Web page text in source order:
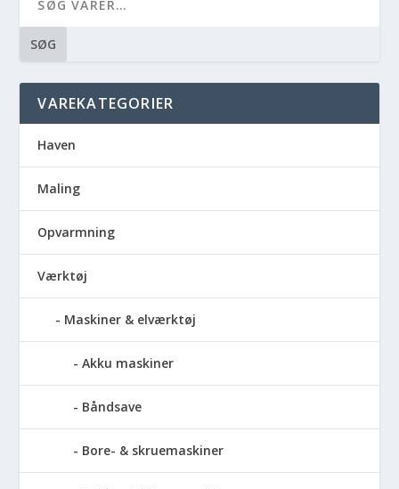
SØG
VAREKATEGORIER
Haven
Maling
Opvarmning
Værktøj
Maskiner & elværktøj
Akku maskiner
Båndsave
Bore- & skruemaskiner